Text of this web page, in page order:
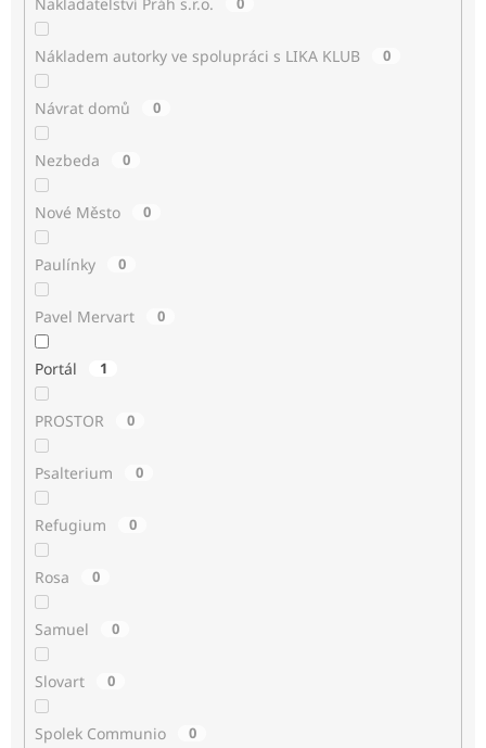
Nákladem autorky ve spolupráci s LIKA KLUB 0
Návrat domů 0
Nezbeda 0
Nové Město 0
Paulínky 0
Pavel Mervart 0
Portál 1
PROSTOR 0
Psalterium 0
Refugium 0
Rosa 0
Samuel 0
Slovart 0
Spolek Communio 0